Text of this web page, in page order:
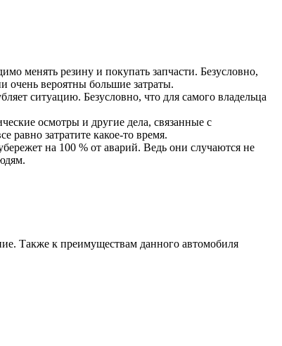
менять резину и покупать запчасти. Безусловно,
очень вероятны большие затраты.
ситуацию. Безусловно, что для самого владельца
осмотры и другие дела, связанные с
равно затратите какое-то время.
на 100 % от аварий. Ведь они случаются не
Также к преимуществам данного автомобиля